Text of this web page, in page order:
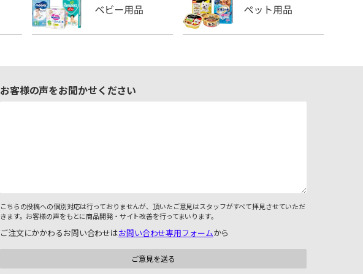
お客様の声をお聞かせください
こちらの投稿への個別対応は行っておりませんが、頂いたご意見はスタッフがすべて拝見させていただ
きます。お客様の声をもとに商品開発・サイト改善を行ってまいります。
ご注文にかかわるお問い合わせはお問い合わせ専用フォームから